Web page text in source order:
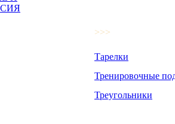
>>>
Тарелки
Тренировочные
Треугольники